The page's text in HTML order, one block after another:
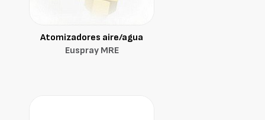
Atomizadores aire/agua
Euspray MRE